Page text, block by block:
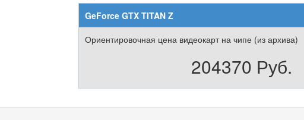
GeForce GTX TITAN Z
Ориентировочная цена видеокарт на чипе (из архива)
204370 Руб.